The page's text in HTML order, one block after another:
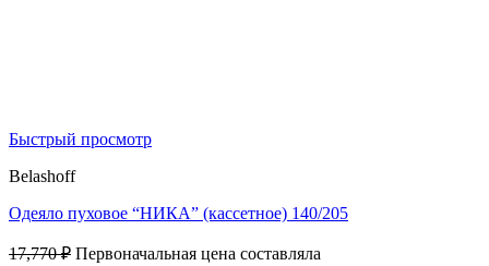
Быстрый просмотр
Belashoff
Одеяло пуховое “НИКА” (кассетное) 140/205
17,770₽ Первоначальная цена составляла